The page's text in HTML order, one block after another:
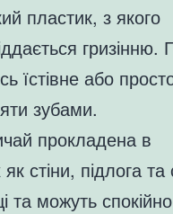
пластик, з якого
гризінню.
їстівне або
зубами.
прокладена в
стіни, підлога
та можуть спокійно